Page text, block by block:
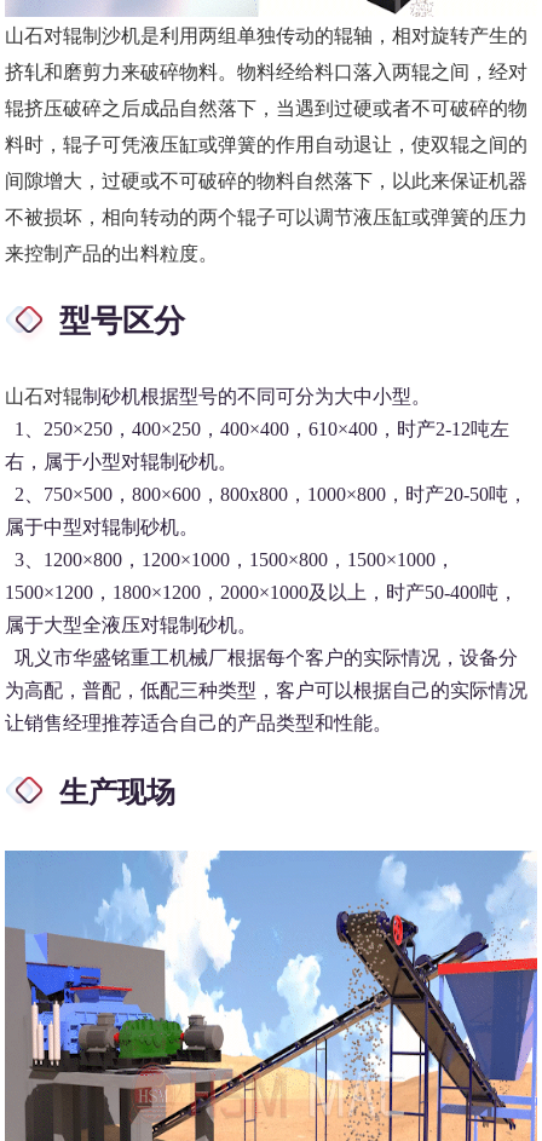
山石对辊制沙机是利用两组单独传动的辊轴，相对旋转产生的
挤轧和磨剪力来破碎物料。物料经给料口落入两辊之间，经对
辊挤压破碎之后成品自然落下，当遇到过硬或者不可破碎的物
料时，辊子可凭液压缸或弹簧的作用自动退让，使双辊之间的
间隙增大，过硬或不可破碎的物料自然落下，以此来保证机器
不被损坏，相向转动的两个辊子可以调节液压缸或弹簧的压力
来控制产品的出料粒度。
型号区分
山石对辊制砂机根据型号的不同可分为大中小型。
1、250×250，400×250，400×400，610×400，时产2-12吨左
右，属于小型对辊制砂机。
2、750×500，800×600，800x800，1000×800，时产20-50吨，
属于中型对辊制砂机。
3、1200×800，1200×1000，1500×800，1500×1000，
1500×1200，1800×1200，2000×1000及以上，时产50-400吨，
属于大型全液压对辊制砂机。
巩义市华盛铭重工机械厂根据每个客户的实际情况，设备分
为高配，普配，低配三种类型，客户可以根据自己的实际情况
让销售经理推荐适合自己的产品类型和性能。
生产现场